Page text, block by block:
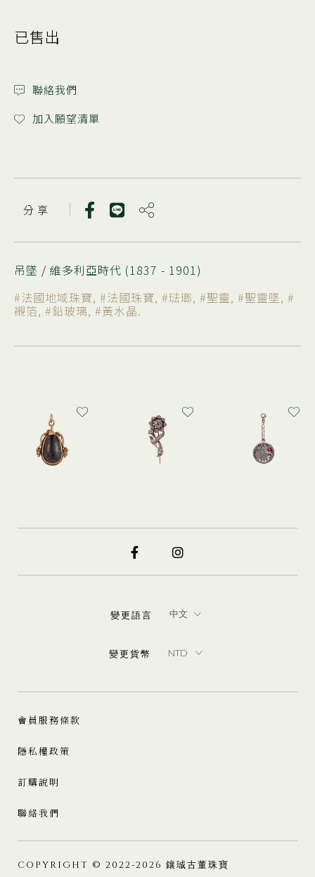
已售出
聯絡我們
加入願望清單
分 享
吊墜 / 維多利亞時代 (1837 - 1901)
#法國地域珠寶, #法國珠寶, #琺瑯, #聖靈, #聖靈墜, #
襯箔, #鉛玻璃, #黃水晶.
變更語言
變更貨幣
會員服務條款
隱私權政策
訂購說明
聯絡我們
COPYRIGHT © 2022-2026 鑲珹古董珠寶